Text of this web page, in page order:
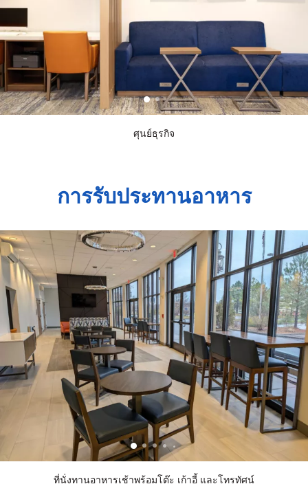
ศุนย์ธุรกิจ
การรับประทานอาหาร
ที่นั่งทานอาหารเช้าพร้อมโต๊ะ เก้าอี้ และโทรทัศน์